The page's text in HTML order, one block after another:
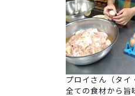
プロイさん（タイ
全ての食材から旨